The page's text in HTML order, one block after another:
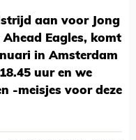
aan voor Jong
Ahead Eagles, komt
in Amsterdam
uur en we
-meisjes voor deze